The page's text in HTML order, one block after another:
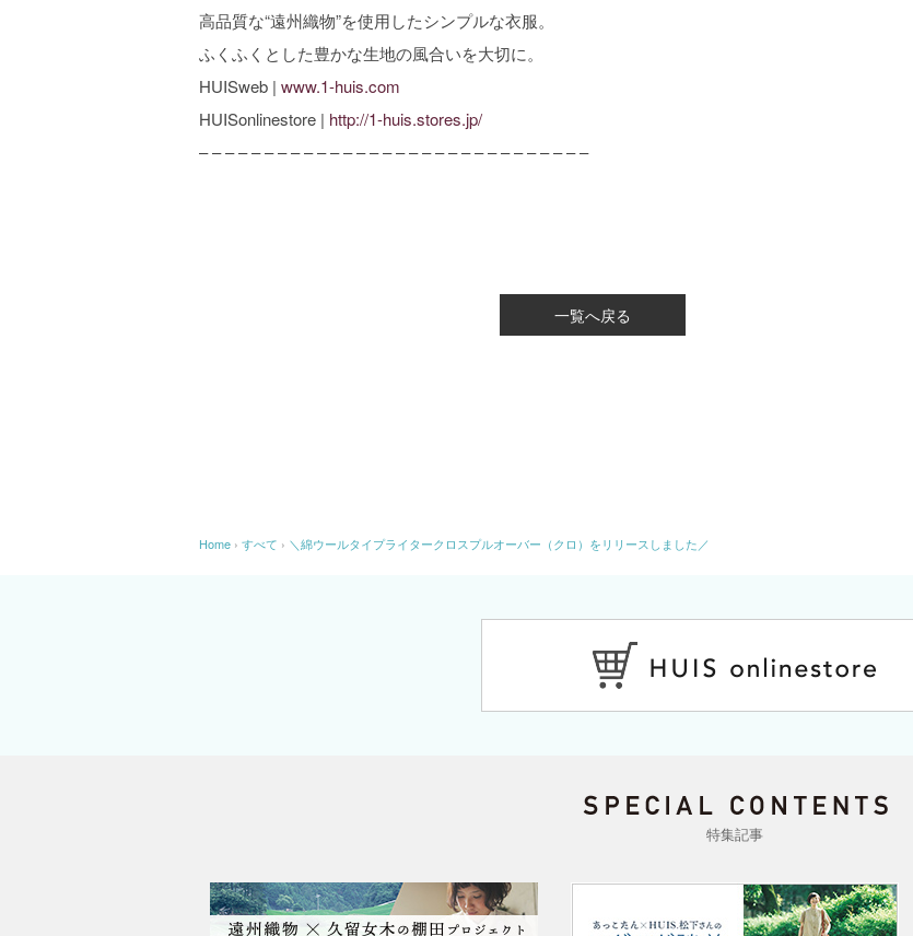
高品質な“遠州織物”を使用したシンプルな衣服。
ふくふくとした豊かな生地の風合いを大切に。
HUISweb | www.1-huis.com
HUISonlinestore | http://1-huis.stores.jp/
– – – – – – – – – – – – – – – – – – – – – – – – – – – – – –
一覧へ戻る
Home › すべて › ＼綿ウールタイプライタークロスプルオーバー（クロ）をリリースしました／
特集記事